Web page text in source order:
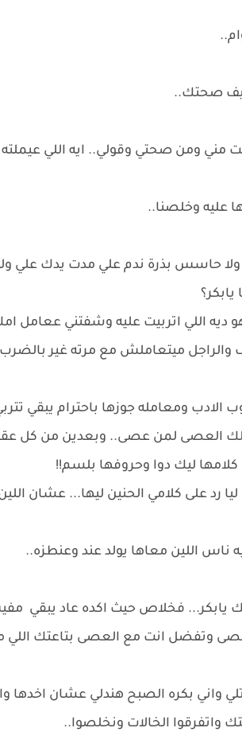
صحتك..
ومن صحتي وقولي.. ايه اللي عيملته
عليه وخلصنا..
حاسس بذرة ندم علي مدت يدك علي
ديه اللي اتربيت عليه وشفتني ععامل
ميتعاملش مع مرته غير بالضرب
ومعامله جوزها باحترام يبقي
العصى لمن عصى.. وبعدين من كل
ليك دوا وحروفها بلسم!!
رد على كلامي الحنين ليها... عشان اللين
ناس اللين معاها يولد عند وعنطزه..
فخلاص حيث اكده عاد يبقي مفيش
وتفضل انت مع العصى بتاعتك اللي
واني بكره الصبح هندلي عشان اخدها
واتفرقوا الخالات ونخلصوا..